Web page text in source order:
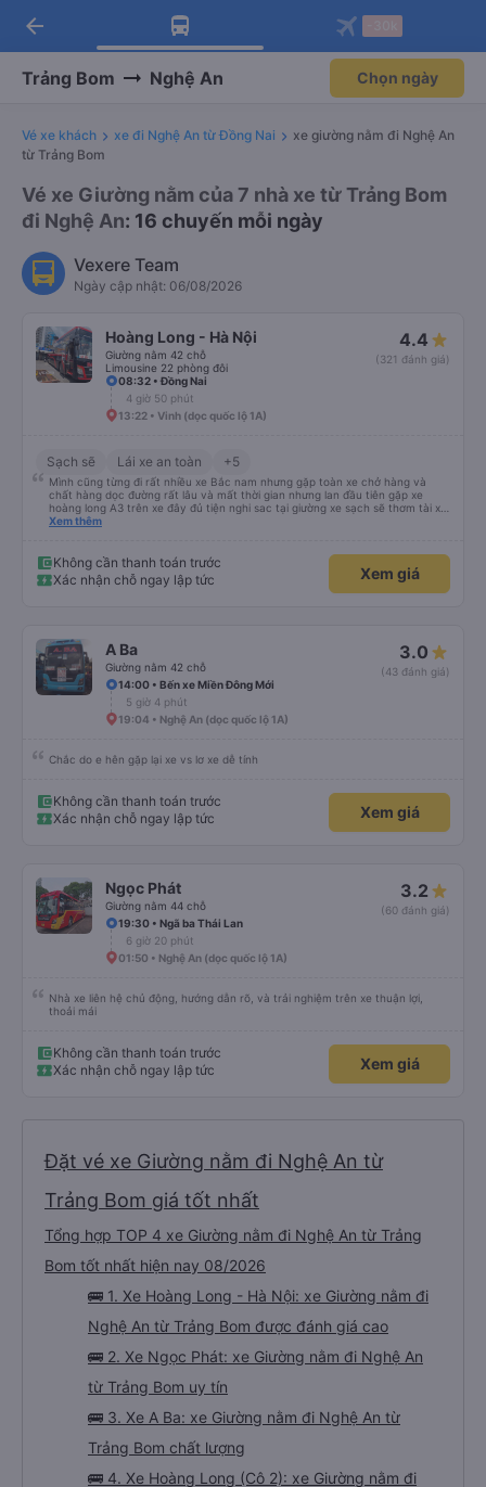
Tải app Vexere ngay!
Nhận ưu đãi thành viên độc
Mở app
Tải app Vexere
-30k/ghế khi đặt vé máy bay qua
Mở app
arrow_back
Trảng Bom Nghệ An Chọn ngày
Vé xe khách xe đi Nghệ An từ Đồng Nai
xe giường nằm đi Nghệ An
từ Trảng Bom
Vé xe Giường nằm của 7 nhà xe từ Trảng Bom
đi Nghệ An: 16 chuyến mỗi ngày
Vexere Team
Ngày cập nhật: 06/08/2026
Hoàng Long - Hà Nội
Giường nằm 42 chỗ
Limousine 22 phòng đôi
4.4
(321 đánh giá)
08:32 • Đồng Nai
4 giờ 50 phút
13:22 • Vinh (dọc quốc lộ 1A)
Sạch sẽ Lái xe an toàn +5
Mình cũng từng đi rất nhiều xe Bắc nam nhưng gặp toàn xe chở hàng và
chất hàng dọc đường rất lâu và mất thời gian nhưng lan đầu tiên gặp xe
hoàng long A3 trên xe đây đủ tiện nghi sac tại giường xe sạch sẽ thơm tài xế
lo xe thoải mái vui tính sẽ con ung hô nhe
Xem thêm
Không cần thanh toán trước
Xác nhận chỗ ngay lập tức
Xem giá
A Ba
Giường nằm 42 chỗ
3.0
(43 đánh giá)
14:00 • Bến xe Miền Đông Mới
5 giờ 4 phút
19:04 • Nghệ An (dọc quốc lộ 1A)
Chắc do e hên gặp lại xe vs lơ xe dễ tính
Không cần thanh toán trước
Xác nhận chỗ ngay lập tức
Xem giá
Ngọc Phát
Giường nằm 44 chỗ
3.2
(60 đánh giá)
19:30 • Ngã ba Thái Lan
6 giờ 20 phút
01:50 • Nghệ An (dọc quốc lộ 1A)
Nhà xe liên hệ chủ động, hướng dẫn rõ, và trải nghiệm trên xe thuận lợi,
thoải mái
Không cần thanh toán trước
Xác nhận chỗ ngay lập tức
Xem giá
Đặt vé xe Giường nằm đi Nghệ An từ
Trảng Bom giá tốt nhất
Tổng hợp TOP 4 xe Giường nằm đi Nghệ An từ Trảng
Bom tốt nhất hiện nay 08/2026
🚌 1. Xe Hoàng Long - Hà Nội: xe Giường nằm đi
Nghệ An từ Trảng Bom được đánh giá cao
🚌 2. Xe Ngọc Phát: xe Giường nằm đi Nghệ An
từ Trảng Bom uy tín
🚌 3. Xe A Ba: xe Giường nằm đi Nghệ An từ
Trảng Bom chất lượng
🚌 4. Xe Hoàng Long (Cô 2): xe Giường nằm đi